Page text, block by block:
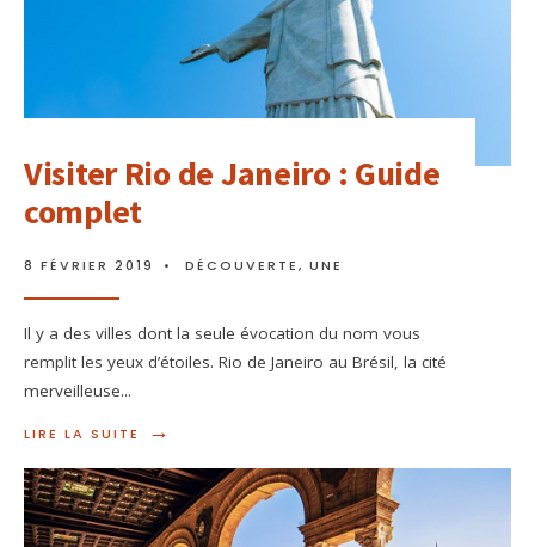
Visiter Rio de Janeiro : Guide
complet
8 FÉVRIER 2019 • DÉCOUVERTE, UNE
Il y a des villes dont la seule évocation du nom vous
remplit les yeux d’étoiles. Rio de Janeiro au Brésil, la cité
merveilleuse...
LIRE LA SUITE →